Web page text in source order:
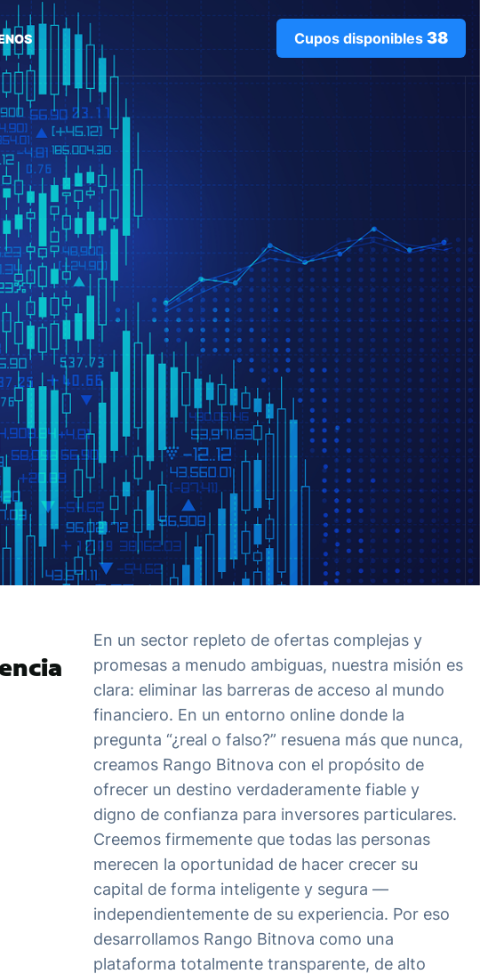
Cupos disponibles 38
En un sector repleto de ofertas complejas y
promesas a menudo ambiguas, nuestra misión es
clara: eliminar las barreras de acceso al mundo
financiero. En un entorno online donde la
pregunta “¿real o falso?” resuena más que nunca,
creamos Rango Bitnova con el propósito de
ofrecer un destino verdaderamente fiable y
digno de confianza para inversores particulares.
Creemos firmemente que todas las personas
merecen la oportunidad de hacer crecer su
capital de forma inteligente y segura —
independientemente de su experiencia. Por eso
desarrollamos Rango Bitnova como una
plataforma totalmente transparente, de alto